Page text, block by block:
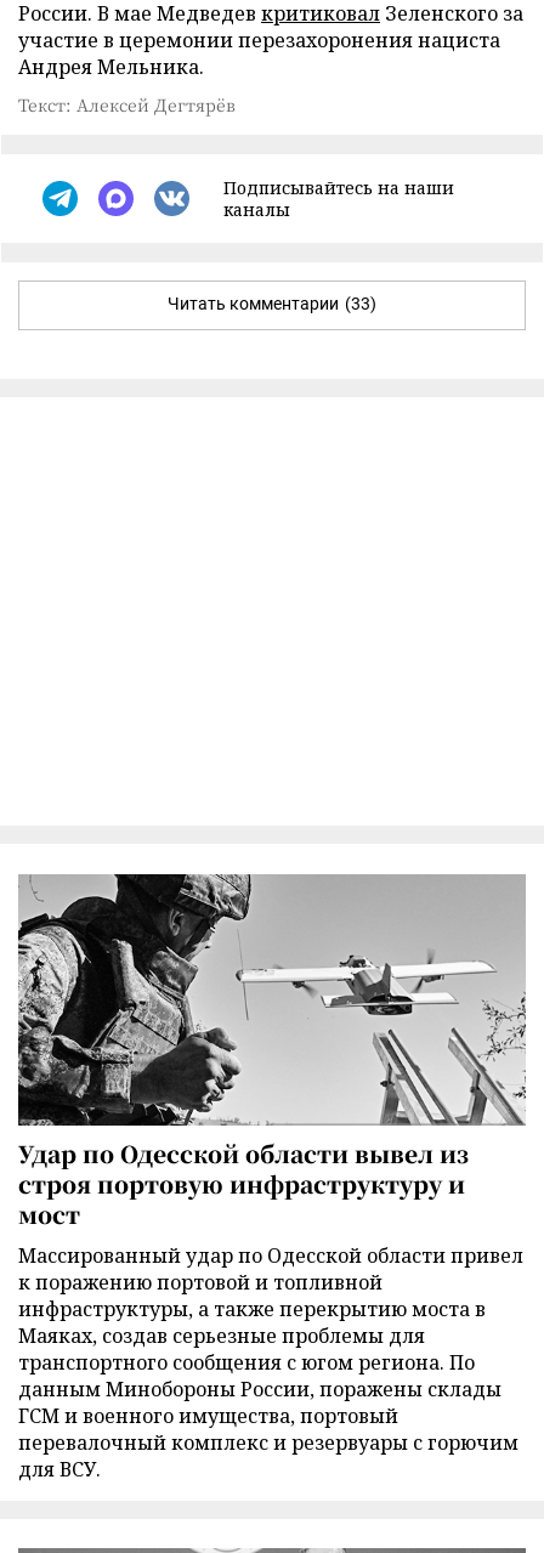
России. В мае Медведев критиковал Зеленского за
участие в церемонии перезахоронения нациста
Андрея Мельника.
Текст: Алексей Дегтярёв
Подписывайтесь на наши
каналы
Читать комментарии (33)
Удар по Одесской области вывел из
строя портовую инфраструктуру и
мост
Массированный удар по Одесской области привел
к поражению портовой и топливной
инфраструктуры, а также перекрытию моста в
Маяках, создав серьезные проблемы для
транспортного сообщения с югом региона. По
данным Минобороны России, поражены склады
ГСМ и военного имущества, портовый
перевалочный комплекс и резервуары с горючим
для ВСУ.